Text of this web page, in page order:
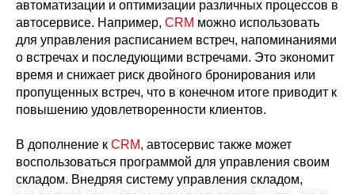
автоматизации и оптимизации различных процессов в
автосервисе. Например, CRM можно использовать
для управления расписанием встреч, напоминаниями
о встречах и последующими встречами. Это экономит
время и снижает риск двойного бронирования или
пропущенных встреч, что в конечном итоге приводит к
повышению удовлетворенности клиентов.
В дополнение к CRM, автосервис также может
воспользоваться программой для управления своим
складом. Внедряя систему управления складом,